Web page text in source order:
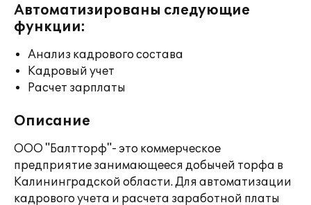
Автоматизированы следующие
функции:
Анализ кадрового состава
Кадровый учет
Расчет зарплаты
Описание
ООО "Балтторф"- это коммерческое
предприятие занимающееся добычей торфа в
Калининградской области. Для автоматизации
кадрового учета и расчета заработной платы